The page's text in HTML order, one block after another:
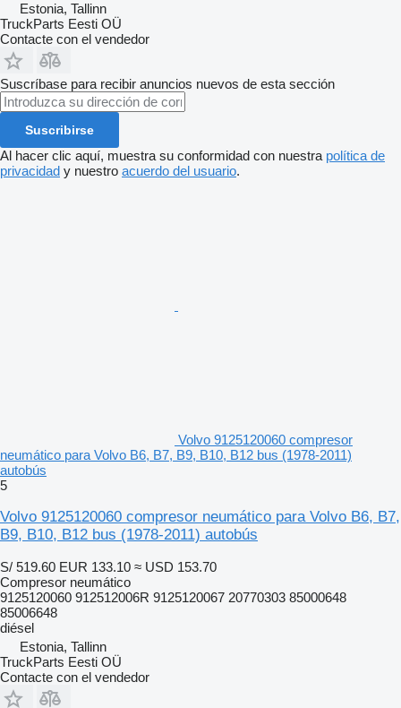
Estonia, Tallinn
TruckParts Eesti OÜ
Contacte con el vendedor
Suscríbase para recibir anuncios nuevos de esta sección
Suscribirse
Al hacer clic aquí, muestra su conformidad con nuestra política de
privacidad y nuestro acuerdo del usuario.
Volvo 9125120060 compresor
neumático para Volvo B6, B7, B9, B10, B12 bus (1978-2011)
autobús
5
Volvo 9125120060 compresor neumático para Volvo B6, B7,
B9, B10, B12 bus (1978-2011) autobús
S/ 519.60 EUR 133.10 ≈ USD 153.70
Compresor neumático
9125120060 912512006R 9125120067 20770303 85000648
85006648
diésel
Estonia, Tallinn
TruckParts Eesti OÜ
Contacte con el vendedor